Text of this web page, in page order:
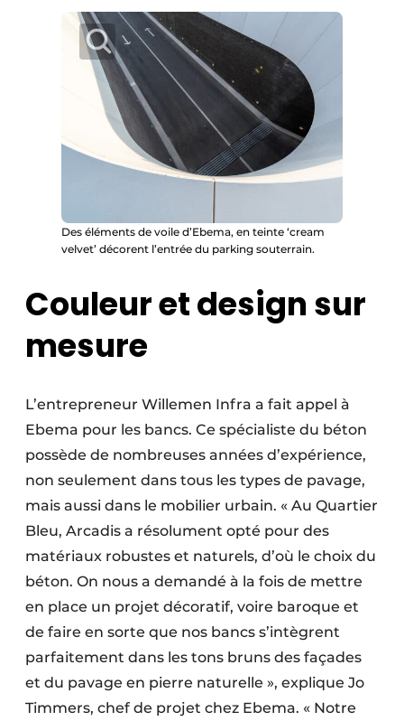
Des éléments de voile d’Ebema, en teinte ‘cream
velvet’ décorent l’entrée du parking souterrain.
Couleur et design sur
mesure
L’entrepreneur Willemen Infra a fait appel à
Ebema pour les bancs. Ce spécialiste du béton
possède de nombreuses années d’expérience,
non seulement dans tous les types de pavage,
mais aussi dans le mobilier urbain. « Au Quartier
Bleu, Arcadis a résolument opté pour des
matériaux robustes et naturels, d’où le choix du
béton. On nous a demandé à la fois de mettre
en place un projet décoratif, voire baroque et
de faire en sorte que nos bancs s’intègrent
parfaite­ment dans les tons bruns des façades
et du pavage en pierre naturelle », explique Jo
Timmers, chef de projet chez Ebema. « Notre